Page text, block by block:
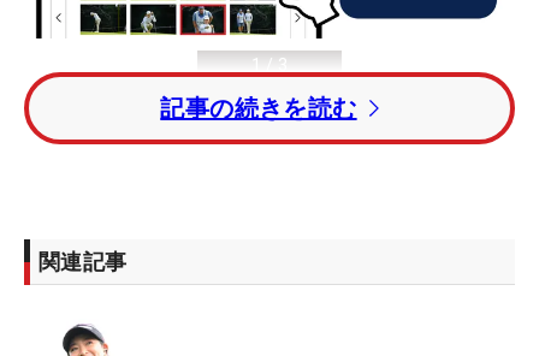
1/3
ライブフォトの各掲載写真に表示された
え、その数に応じた
記事の続きを読む
関連記事